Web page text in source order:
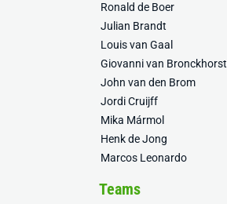
Ronald de Boer
Julian Brandt
Louis van Gaal
Giovanni van Bronckhorst
John van den Brom
Jordi Cruijff
Mika Mármol
Henk de Jong
Marcos Leonardo
Teams